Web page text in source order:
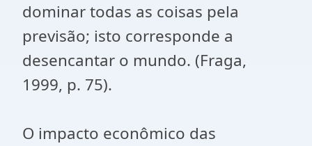
dominar todas as coisas pela
previsão; isto corresponde a
desencantar o mundo. (Fraga,
1999, p. 75).
O impacto econômico das